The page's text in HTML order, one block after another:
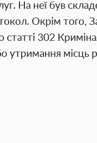
На неї був
Окрім того,
статті 302
утримання місць